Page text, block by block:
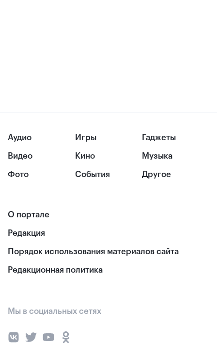
Аудио
Видео
Фото
Игры
Кино
События
Гаджеты
Музыка
Другое
О портале
Редакция
Порядок использования материалов сайта
Редакционная политика
Мы в социальных сетях